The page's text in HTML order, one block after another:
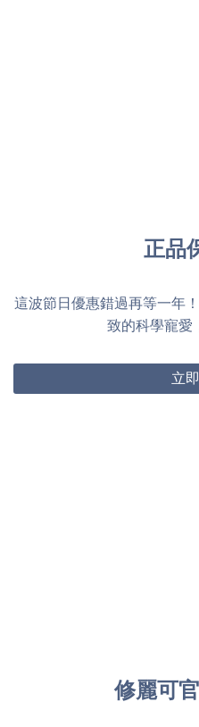
正品
這波節日優惠錯過再等一年
致的科學寵愛
立
修麗可